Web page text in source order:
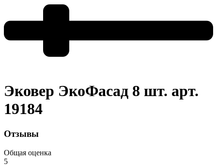
Эковер ЭкоФасад 8 шт. арт.
19184
Отзывы
Общая оценка
5